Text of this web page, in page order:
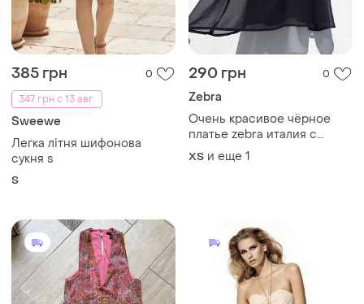
385 грн
0
347 грн с 13 авг.
Sweewe
Легка літня шифонова
сукня s
S
290 грн 0
Zebra
Очень красивое чёрное
платье zebra италия с
золотым декором
ХS и еще 1